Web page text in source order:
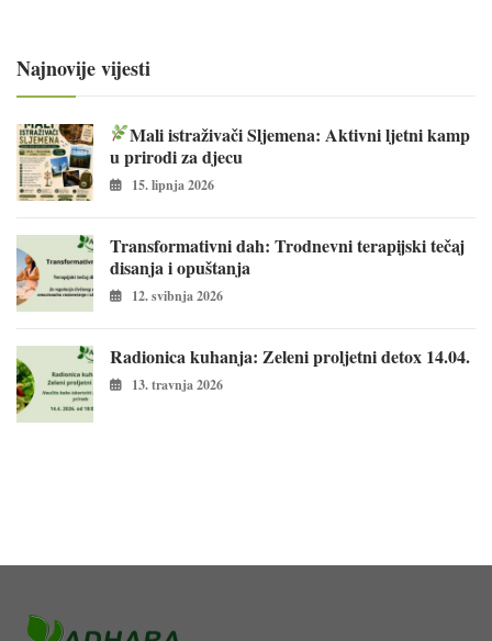
Najnovije vijesti
Mali istraživači Sljemena: Aktivni ljetni kamp
u prirodi za djecu
15. lipnja 2026
Transformativni dah: Trodnevni terapijski tečaj
disanja i opuštanja
12. svibnja 2026
Radionica kuhanja: Zeleni proljetni detox 14.04.
13. travnja 2026